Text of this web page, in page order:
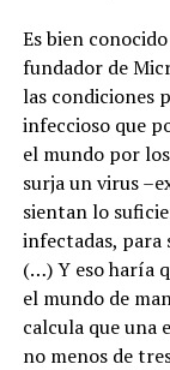
Es bien
fundador de
las condiciones
infeccioso que
el mundo por
surja un virus
sientan lo
infectadas, para
(…) Y eso haría
el mundo de
calcula que una
no menos de